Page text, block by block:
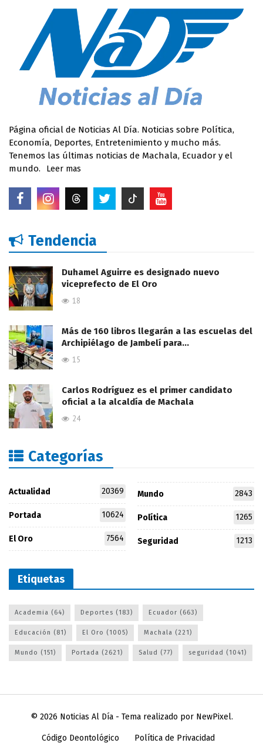
Página oficial de Noticias Al Día. Noticias sobre Política,
Economía, Deportes, Entretenimiento y mucho más.
Tenemos las últimas noticias de Machala, Ecuador y el
mundo.
Leer mas
Tendencia
Duhamel Aguirre es designado nuevo
viceprefecto de El Oro
18
Más de 160 libros llegarán a las escuelas del
Archipiélago de Jambelí para…
15
Carlos Rodríguez es el primer candidato
oficial a la alcaldía de Machala
24
Categorías
Actualidad 20369
Portada 10624
El Oro 7564
Mundo 2843
Política 1265
Seguridad 1213
Etiquetas
Academia (64) Deportes (183) Ecuador (663)
Educación (81) El Oro (1005) Machala (221)
Mundo (151) Portada (2621) Salud (77) seguridad (1041)
© 2026 Noticias Al Día- Tema realizado por NewPixel.
Código Deontológico Política de Privacidad